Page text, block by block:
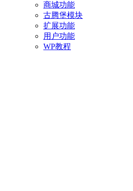
商城功能
古腾堡模块
扩展功能
用户功能
WP教程